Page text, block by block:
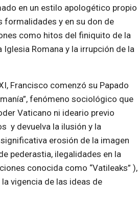
en un estilo apologético propio
formalidades y en su don de
como hitos del finiquito de la
Romana y la irrupción de la
Francisco comenzó su Papado
fenómeno sociológico que
Vaticano ni ideario previo
y devuelva la ilusión y la
erosión de la imagen
pederastia, ilegalidades en la
conocida como “Vatileaks” ),
vigencia de las ideas de